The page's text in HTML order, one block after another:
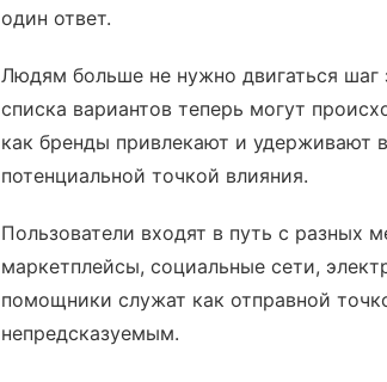
один ответ.
Людям больше не нужно двигаться шаг
списка вариантов теперь могут
как бренды привлекают и удерживают
потенциальной точкой влияния.
Пользователи входят в путь с разных
маркетплейсы, социальные сети,
помощники служат как отправной
непредсказуемым.